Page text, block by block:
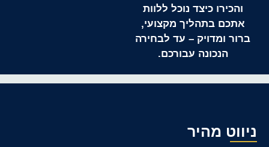
והכירו כיצד נוכל ללוות
אתכם בתהליך מקצועי,
ברור ומדויק – עד לבחירה
הנכונה עבורכם.
ניווט מהיר